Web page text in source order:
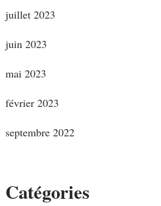
juillet 2023
juin 2023
mai 2023
février 2023
septembre 2022
Catégories